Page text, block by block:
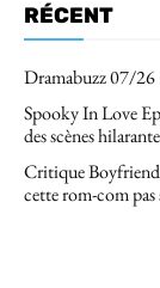
RÉCENT
Dramabuzz 07/
Spooky In Love
des scènes
Critique
cette rom-com pas